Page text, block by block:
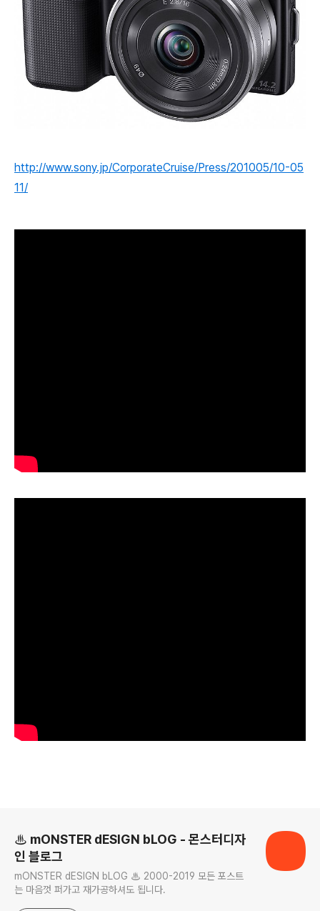
http://www.sony.jp/CorporateCruise/Press/201005/10-05
11/
♨ mONSTER dESIGN bLOG - 몬스터디자
인 블로그
mONSTER dESIGN bLOG ♨ 2000-2019 모든 포스트
는 마음껏 퍼가고 재가공하셔도 됩니다.